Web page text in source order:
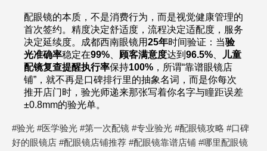
配眼镜的本质，不是消费行为，而是视觉健康管理的
首次签约。精度决定舒适度，流程决定适配度，服务
决定延续度。成都西南眼镜用25年时间验证：当验
光准确率稳定在99% 顾客满意度达到 96.5%
儿童
配镜复查提醒执行率保持100% ，所谓“靠谱眼镜店
铺”，就不再是口碑排行里的抽象名词，而是你每次
推开店门时，验光师递来那张写着你名字与瞳距误差
±0.8mm的验光单。
#验光 #医学验光 #第一次配镜 #专业验光 #配眼镜攻略 #口碑
好的眼镜店 #配眼镜店铺推荐 #配眼镜靠谱店铺 #哪里配眼镜